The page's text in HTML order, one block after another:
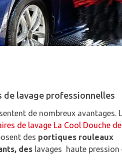
de lavage professionnelles
de nombreux avantages.
de lavage La Cool Douche
des portiques rouleaux
, des lavages haute pression